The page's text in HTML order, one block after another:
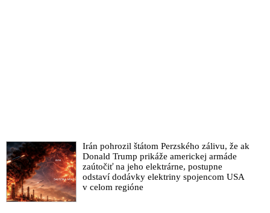
Irán pohrozil štátom Perzského zálivu, že ak
Donald Trump prikáže americkej armáde
zaútočiť na jeho elektrárne, postupne
odstaví dodávky elektriny spojencom USA
v celom regióne